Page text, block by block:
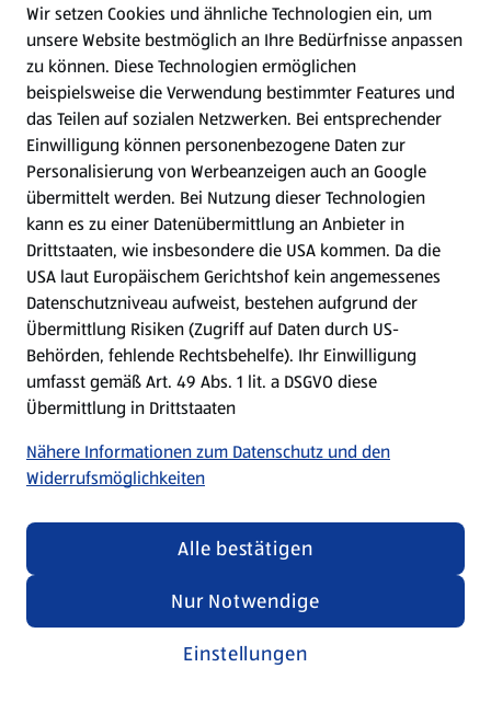
Kochen für Kinder
Rezepte entdecken
Wir setzen Cookies und ähnliche Technologien ein, um
unsere Website bestmöglich an Ihre Bedürfnisse anpassen
zu können. Diese Technologien ermöglichen
beispielsweise die Verwendung bestimmter Features und
das Teilen auf sozialen Netzwerken. Bei entsprechender
Einwilligung können personenbezogene Daten zur
Personalisierung von Werbeanzeigen auch an Google
übermittelt werden. Bei Nutzung dieser Technologien
kann es zu einer Datenübermittlung an Anbieter in
Drittstaaten, wie insbesondere die USA kommen. Da die
USA laut Europäischem Gerichtshof kein angemessenes
Datenschutzniveau aufweist, bestehen aufgrund der
Übermittlung Risiken (Zugriff auf Daten durch US-
Behörden, fehlende Rechtsbehelfe). Ihr Einwilligung
umfasst gemäß Art. 49 Abs. 1 lit. a DSGVO diese
Übermittlung in Drittstaaten
Nähere Informationen zum Datenschutz und den
Widerrufsmöglichkeiten
Einstellungen
Nur Notwendige
Alle bestätigen